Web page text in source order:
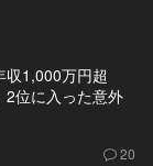
収1,000万円超
2位に入った意外
20